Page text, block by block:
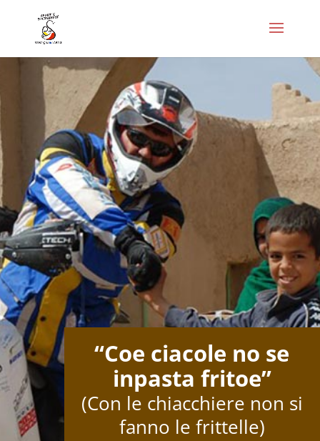
“Coe ciacole no se
inpasta fritoe”
(Con le chiacchiere non si
fanno le frittelle)